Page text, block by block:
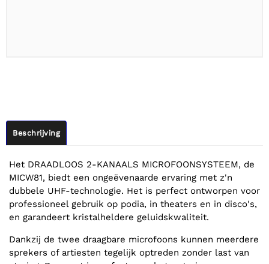
Beschrijving
Het DRAADLOOS 2-KANAALS MICROFOONSYSTEEM, de
MICW81, biedt een ongeëvenaarde ervaring met z'n
dubbele UHF-technologie. Het is perfect ontworpen voor
professioneel gebruik op podia, in theaters en in disco's,
en garandeert kristalheldere geluidskwaliteit.
Dankzij de twee draagbare microfoons kunnen meerdere
sprekers of artiesten tegelijk optreden zonder last van